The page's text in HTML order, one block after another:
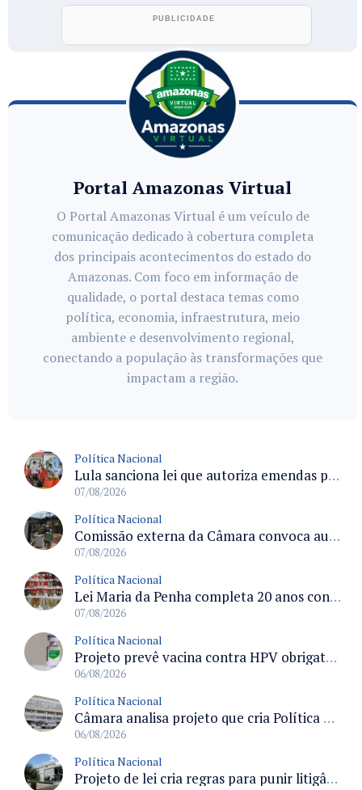
Portal Amazonas Virtual
O Portal Amazonas Virtual é um veículo de
comunicação dedicado à cobertura completa
dos principais acontecimentos do estado do
Amazonas. Com foco em informação de
qualidade, o portal destaca temas como
política, economia, infraestrutura, meio
ambiente e desenvolvimento regional,
conectando a população às transformações que
impactam a região.
Política Nacional
Lula sanciona lei que autoriza emendas parlamentares para atendimento pré-hospitalar pelos bombeiros
07/08/2026
Política Nacional
Comissão externa da Câmara convoca audiência pública sobre chuvas na Zona da Mata de Minas Gerais e impactos em Juiz de Fora
07/08/2026
Política Nacional
Lei Maria da Penha completa 20 anos consolidada como norma de proteção e medidas protetivas no Brasil
07/08/2026
Política Nacional
Projeto prevê vacina contra HPV obrigatória e testes moleculares para rastreamento do câncer do colo do útero
06/08/2026
Política Nacional
Câmara analisa projeto que cria Política Nacional de Qualificação e Valorização da Preceptoria na Residência Médica
06/08/2026
Política Nacional
Projeto de lei cria regras para punir litigância abusiva reversa e integrar sistemas do Judiciário